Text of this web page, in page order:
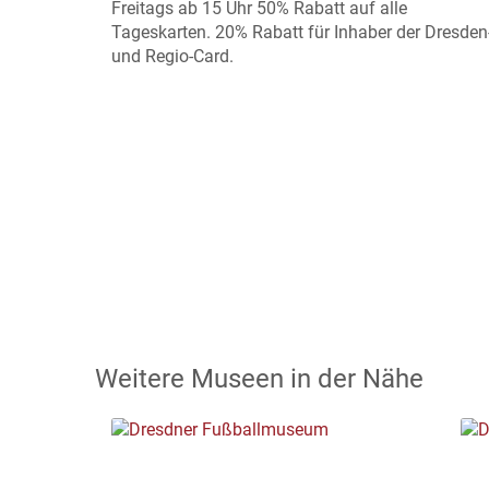
Freitags ab 15 Uhr 50% Rabatt auf alle
Tageskarten. 20% Rabatt für Inhaber der
und Regio-Card.
Weitere Museen in der Nähe